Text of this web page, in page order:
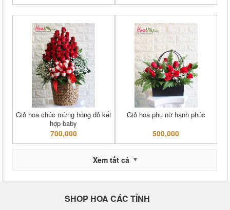
Giỏ hoa chúc mừng hồng đỏ kết
hợp baby
700,000
Giỏ hoa phụ nữ hạnh phúc
500,000
Xem tất cả
SHOP HOA CÁC TỈNH